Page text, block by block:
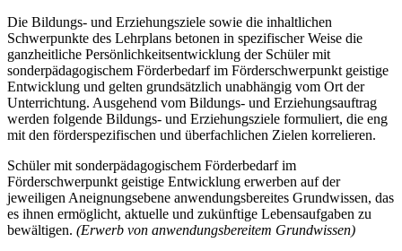
Die Bildungs- und Erziehungsziele sowie die inhaltlichen
Schwerpunkte des Lehrplans betonen in spezifischer Weise die
ganzheitliche Persönlichkeitsentwicklung der Schüler mit
sonderpädagogischem Förderbedarf im Förderschwerpunkt geistige
Entwicklung und gelten grundsätzlich unabhängig vom Ort der
Unterrichtung. Ausgehend vom Bildungs- und Erziehungsauftrag
werden folgende Bildungs- und Erziehungsziele formuliert, die eng
mit den förderspezifischen und überfachlichen Zielen korrelieren.
Schüler mit sonderpädagogischem Förderbedarf im
Förderschwerpunkt geistige Entwicklung erwerben auf der
jeweiligen Aneignungsebene anwendungsbereites Grundwissen, das
es ihnen ermöglicht, aktuelle und zukünftige Lebensaufgaben zu
bewältigen. (Erwerb von anwendungsbereitem Grundwissen)